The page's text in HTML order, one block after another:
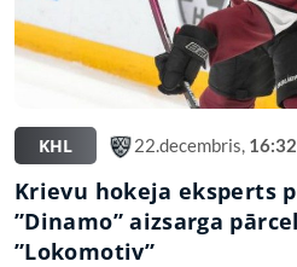
KHL 22.decembris, 16:32
Krievu hokeja eksperts
”Dinamo” aizsarga
”Lokomotiv”